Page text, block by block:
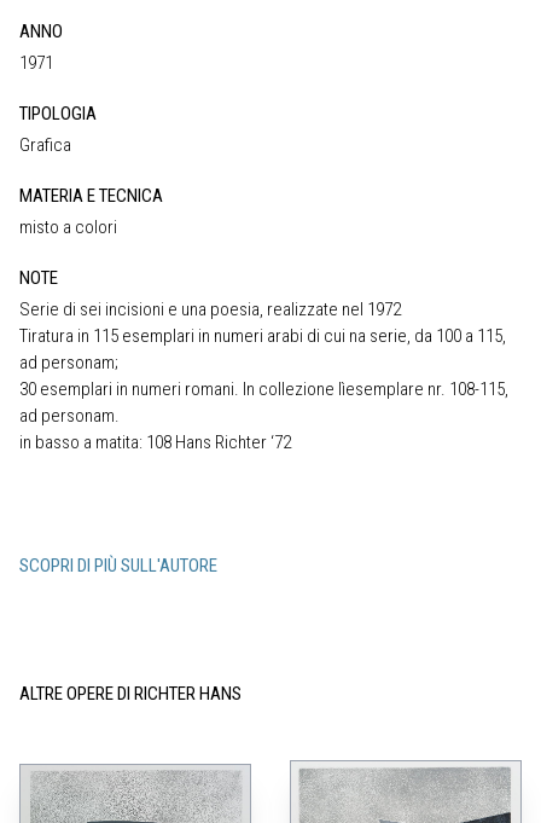
ANNO
1971
TIPOLOGIA
Grafica
MATERIA E TECNICA
misto a colori
NOTE
Serie di sei incisioni e una poesia, realizzate nel 1972
Tiratura in 115 esemplari in numeri arabi di cui na serie, da 100 a 115,
ad personam;
30 esemplari in numeri romani. In collezione lìesemplare nr. 108-115,
ad personam.
in basso a matita: 108 Hans Richter ‘72
SCOPRI DI PIÙ SULL'AUTORE
ALTRE OPERE DI RICHTER HANS